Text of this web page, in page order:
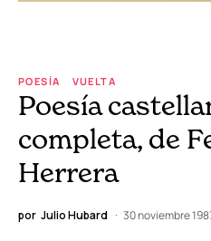
POESÍA VUELTA
Poesía
completa, de
Herrera
por Julio Hubard 30 noviembre